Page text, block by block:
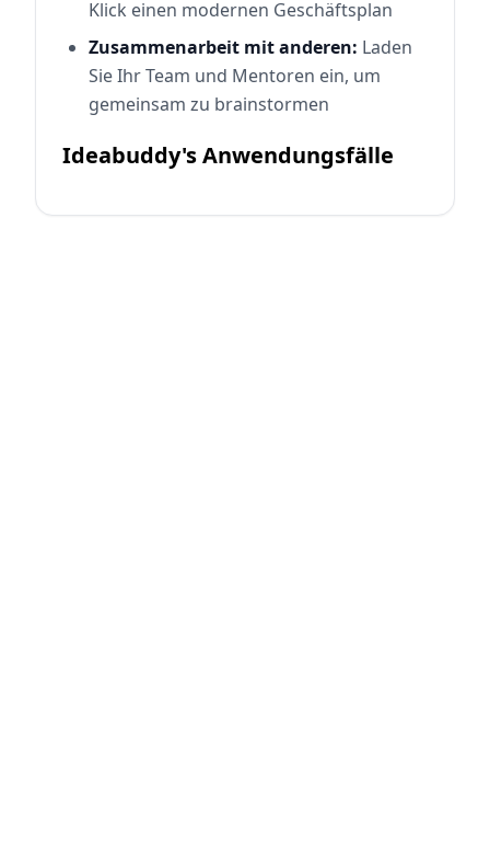
Klick einen modernen Geschäftsplan
Zusammenarbeit mit anderen: Laden
Sie Ihr Team und Mentoren ein, um
gemeinsam zu brainstormen
Ideabuddy's Anwendungsfälle